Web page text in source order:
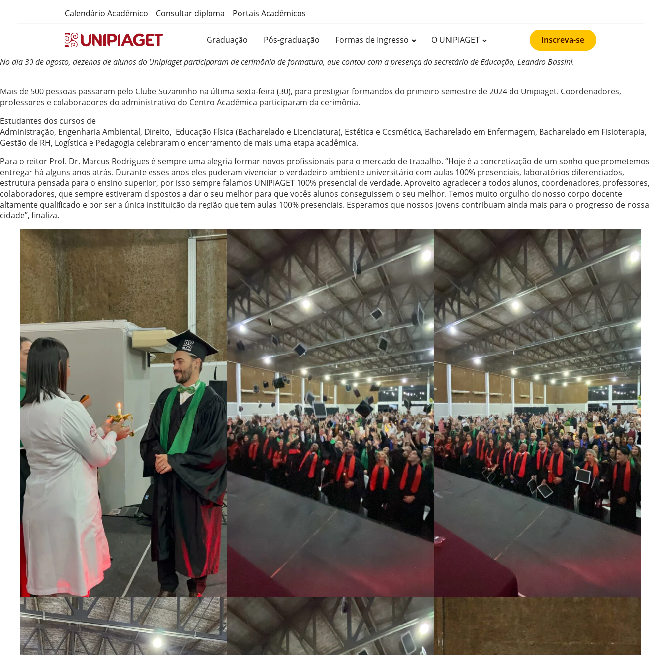
Calendário Acadêmico Consultar diploma Portais Acadêmicos
Graduação Pós-graduação Formas de Ingresso O UNIPIAGET Inscreva-se
No dia 30 de agosto, dezenas de alunos do Unipiaget participaram de cerimônia de formatura, que contou com a presença do secretário de Educação, Leandro Bassini.
Mais de 500 pessoas passaram pelo Clube Suzaninho na última sexta-feira (30), para prestigiar formandos do primeiro semestre de 2024 do Unipiaget. Coordenadores,
professores e colaboradores do administrativo do Centro Acadêmica participaram da cerimônia.
Estudantes dos cursos de
Administração, Engenharia Ambiental, Direito, Educação Física (Bacharelado e Licenciatura), Estética e Cosmética, Bacharelado em Enfermagem, Bacharelado em Fisioterapia,
Gestão de RH, Logística e Pedagogia celebraram o encerramento de mais uma etapa acadêmica.
Para o reitor Prof. Dr. Marcus Rodrigues é sempre uma alegria formar novos profissionais para o mercado de trabalho. “Hoje é a concretização de um sonho que prometemos
entregar há alguns anos atrás. Durante esses anos eles puderam vivenciar o verdadeiro ambiente universitário com aulas 100% presenciais, laboratórios diferenciados,
estrutura pensada para o ensino superior, por isso sempre falamos UNIPIAGET 100% presencial de verdade. Aproveito agradecer a todos alunos, coordenadores, professores,
colaboradores, que sempre estiveram dispostos a dar o seu melhor para que vocês alunos conseguissem o seu melhor. Temos muito orgulho do nosso corpo docente
altamente qualificado e por ser a única instituição da região que tem aulas 100% presenciais. Esperamos que nossos jovens contribuam ainda mais para o progresso de nossa
cidade”, finaliza.